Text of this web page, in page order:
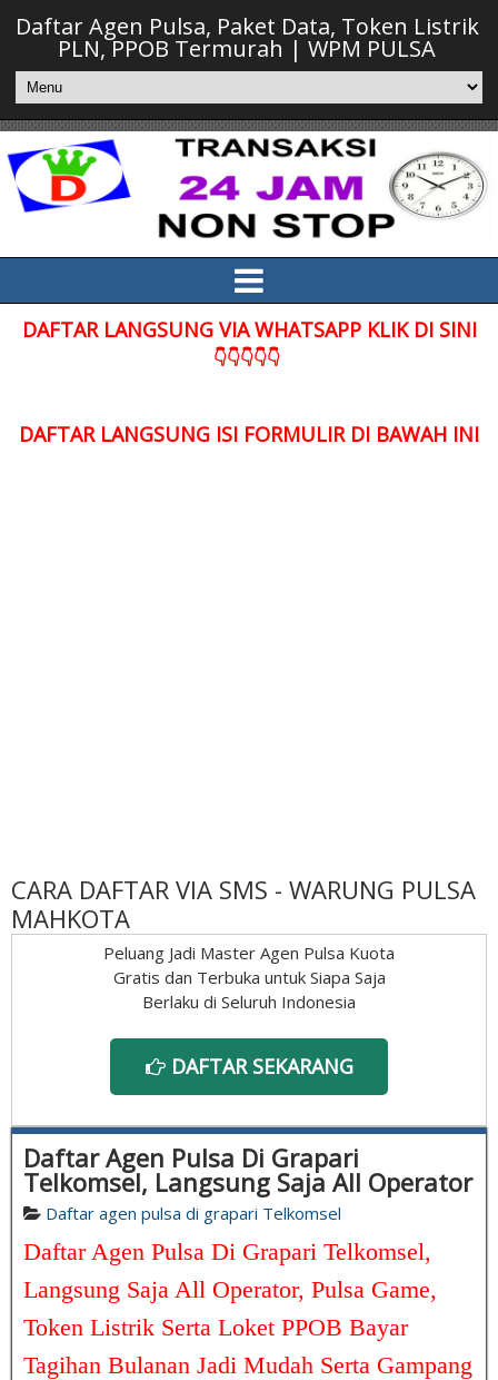
Daftar Agen Pulsa, Paket Data, Token Listrik
PLN, PPOB Termurah | WPM PULSA
DAFTAR LANGSUNG VIA WHATSAPP KLIK DI SINI
👇👇👇👇👇
DAFTAR LANGSUNG ISI FORMULIR DI BAWAH INI
CARA DAFTAR VIA SMS - WARUNG PULSA
MAHKOTA
Peluang Jadi Master Agen Pulsa Kuota
Gratis dan Terbuka untuk Siapa Saja
Berlaku di Seluruh Indonesia
DAFTAR SEKARANG
Daftar Agen Pulsa Di Grapari
Telkomsel, Langsung Saja All Operator
Daftar agen pulsa di grapari Telkomsel
Daftar Agen Pulsa Di Grapari Telkomsel,
Langsung Saja All Operator, Pulsa Game,
Token Listrik Serta Loket PPOB Bayar
Tagihan Bulanan Jadi Mudah Serta Gampang